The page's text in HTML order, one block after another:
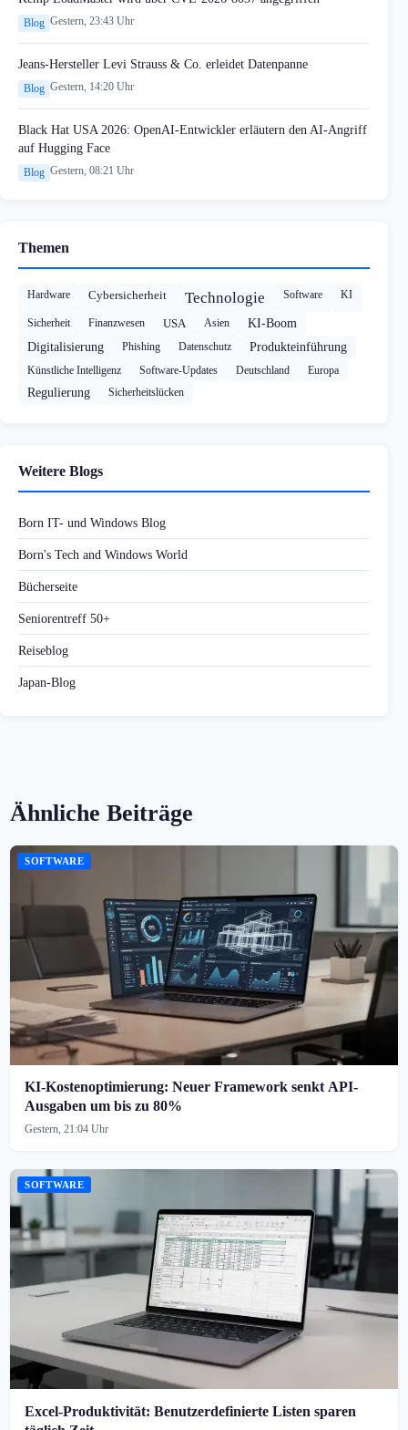
Blog Gestern, 23:43 Uhr
Jeans-Hersteller Levi Strauss & Co. erleidet Datenpanne
Blog Gestern, 14:20 Uhr
Black Hat USA 2026: OpenAI-Entwickler erläutern den AI-Angriff
auf Hugging Face
Blog Gestern, 08:21 Uhr
Themen
Hardware Cybersicherheit Technologie Software KI
Sicherheit Finanzwesen USA Asien
KI-Boom
Digitalisierung
Phishing Datenschutz Produkteinführung
Künstliche Intelligenz Software-Updates Deutschland Europa
Regulierung Sicherheitslücken
Weitere Blogs
Born IT- und Windows Blog
Born's Tech and Windows World
Bücherseite
Seniorentreff 50+
Reiseblog
Japan-Blog
Ähnliche Beiträge
SOFTWARE
KI-Kostenoptimierung: Neuer Framework senkt API-
Ausgaben um bis zu 80%
Gestern, 21:04 Uhr
SOFTWARE
Excel-Produktivität: Benutzerdefinierte Listen sparen